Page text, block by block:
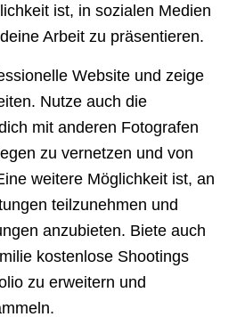
ist, in sozialen Medien
Arbeit zu präsentieren.
Website und zeige
Nutze auch die
mit anderen Fotografen
zu vernetzen und von
weitere Möglichkeit ist, an
teilzunehmen und
anzubieten. Biete auch
kostenlose Shootings
zu erweitern und